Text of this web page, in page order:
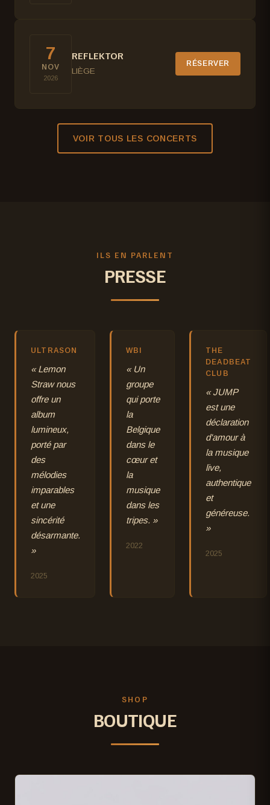
7
NOV
2026
REFLEKTOR
LIÈGE
RÉSERVER
VOIR TOUS LES CONCERTS
ILS EN PARLENT
PRESSE
ULTRASON
« Lemon
Straw nous
offre un
album
lumineux,
porté par
des
mélodies
imparables
et une
sincérité
désarmante.
»
2025
WBI
« Un
groupe
qui porte
la
Belgique
dans le
cœur et
la
musique
dans les
tripes. »
2022
THE
DEADBEAT
CLUB
« JUMP
est une
déclaration
d'amour à
la musique
live,
authentique
et
généreuse.
»
2025
SHOP
BOUTIQUE